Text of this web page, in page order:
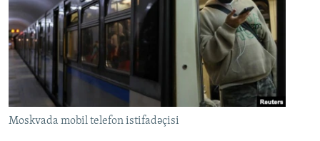
Moskvada mobil telefon istifadəçisi